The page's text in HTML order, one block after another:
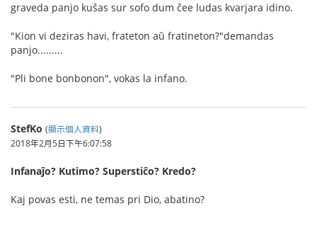
graveda panjo kuŝas sur sofo dum ĉee ludas kvarjara idino.
"Kion vi deziras havi, frateton aŭ fratineton?"demandas
panjo.........
"Pli bone bonbonon", vokas la infano.
StefKo (顯示個人資料)
2018年2月5日下午6:07:58
Infanaĵo? Kutimo? Superstiĉo? Kredo?
Kaj povas esti, ne temas pri Dio, abatino?